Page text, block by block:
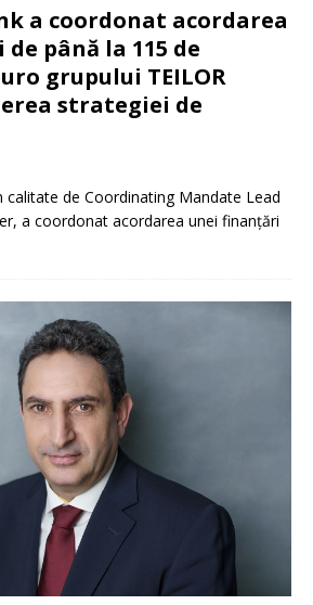
a coordonat acordarea
până la 115 de
grupului TEILOR
strategiei de
calitate de Coordinating Mandate Lead
a coordonat acordarea unei finanțări